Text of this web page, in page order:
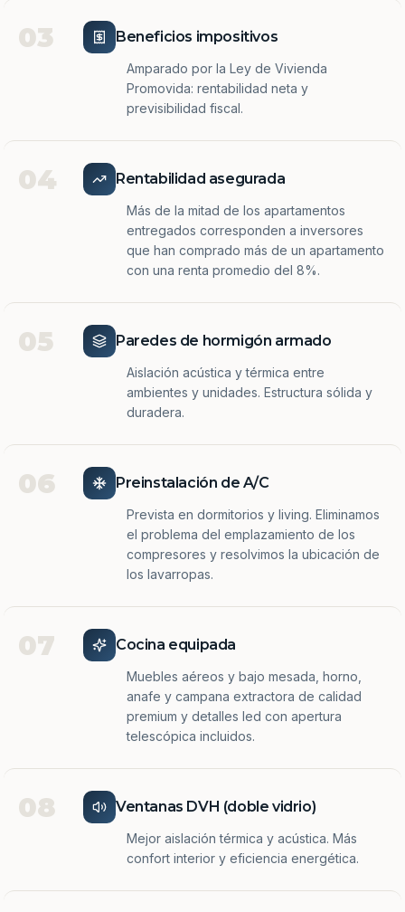
03 Beneficios impositivos
Amparado por la Ley de Vivienda
Promovida: rentabilidad neta y
previsibilidad fiscal.
04 Rentabilidad asegurada
Más de la mitad de los apartamentos
entregados corresponden a inversores
que han comprado más de un apartamento
con una renta promedio del 8%.
05 Paredes de hormigón armado
Aislación acústica y térmica entre
ambientes y unidades. Estructura sólida y
duradera.
06 Preinstalación de A/C
Prevista en dormitorios y living. Eliminamos
el problema del emplazamiento de los
compresores y resolvimos la ubicación de
los lavarropas.
07 Cocina equipada
Muebles aéreos y bajo mesada, horno,
anafe y campana extractora de calidad
premium y detalles led con apertura
telescópica incluidos.
08 Ventanas DVH (doble vidrio)
Mejor aislación térmica y acústica. Más
confort interior y eficiencia energética.